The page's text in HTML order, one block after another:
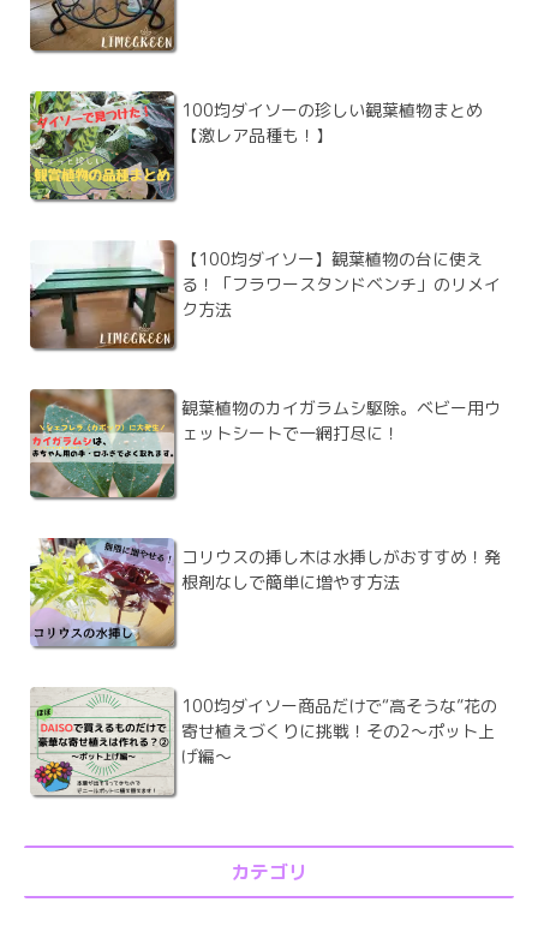
100均ダイソーの珍しい観葉植物まとめ
【激レア品種も！】
【100均ダイソー】観葉植物の台に使え
る！「フラワースタンドベンチ」のリメイ
ク方法
観葉植物のカイガラムシ駆除。ベビー用ウ
ェットシートで一網打尽に！
コリウスの挿し木は水挿しがおすすめ！発
根剤なしで簡単に増やす方法
100均ダイソー商品だけで“高そうな”花の
寄せ植えづくりに挑戦！その2～ポット上
げ編～
カテゴリ